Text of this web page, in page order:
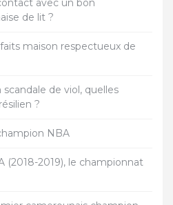
de lit ?
maison respectueux de
de viol, quelles
?
NBA
(2018-2019), le championnat